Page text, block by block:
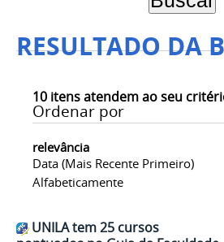
RESULTADO DA
10 itens atendem ao seu
Ordenar por
relevância
Data (mais Recente Primeiro)
Alfabeticamente
UNILA tem 25 cursos